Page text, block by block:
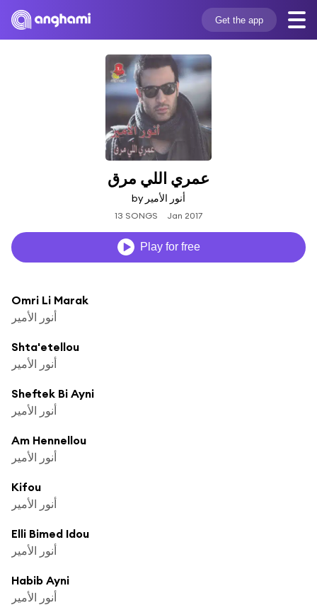
Get the app
عمري اللي مرق
by أنور الأمير
13 SONGS Jan 2017
Play for free
Omri Li Marak
أنور الأمير
Shta'etellou
أنور الأمير
Sheftek Bi Ayni
أنور الأمير
Am Hennellou
أنور الأمير
Kifou
أنور الأمير
Elli Bimed Idou
أنور الأمير
Habib Ayni
أنور الأمير